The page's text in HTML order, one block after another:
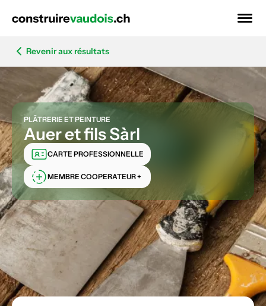
Revenir aux résultats
PLÂTRERIE ET PEINTURE
Auer et fils Sàrl
CARTE PROFESSIONNELLE
MEMBRE COOPERATEUR +